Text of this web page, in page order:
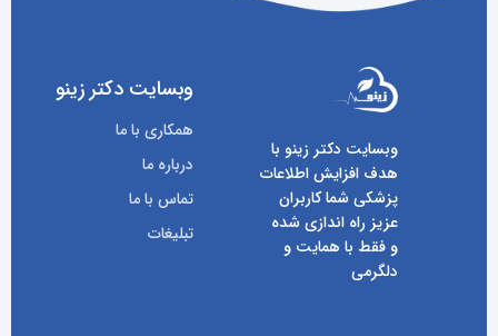
وبسایت دکتر زینو با
هدف افزایش اطلاعات
پزشکی شما کاربران
عزیز راه اندازی شده
و فقط با همایت و
دلگرمی
وبسایت دکتر زینو
همکاری با ما
درباره ما
تماس با ما
تبلیغات